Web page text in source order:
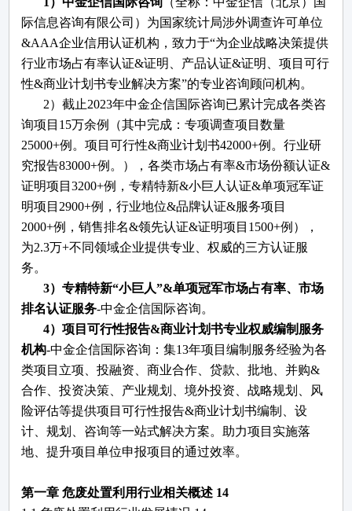
际信息咨询有限公司）为国家统计局涉外调查许可单位
&AAA企业信用认证机构，致力于“为企业战略决策提供
行业市场占有率认证&证明、产品认证&证明、项目可行
性&商业计划书专业解决方案”的专业咨询顾问机构。
2）截止2023年中金企信国际咨询已累计完成各类咨
询项目15万余例（其中完成：专项调查项目数量
25000+例。项目可行性&商业计划书42000+例。行业研
究报告83000+例。），各类市场占有率&市场份额认证&
证明项目3200+例，专精特新&小巨人认证&单项冠军证
明项目2900+例，行业地位&品牌认证&服务项目
2000+例，销售排名&领先认证&证明项目1500+例），
为2.3万+不同领域企业提供专业、权威的三方认证服
务。
3）专精特新“小巨人”&单项冠军市场占有率、市场
排名认证服务-中金企信国际咨询。
4）项目可行性报告&商业计划书专业权威编制服务
机构-中金企信国际咨询：集13年项目编制服务经验为各
类项目立项、投融资、商业合作、贷款、批地、并购&
合作、投资决策、产业规划、境外投资、战略规划、风
险评估等提供项目可行性报告&商业计划书编制、设
计、规划、咨询等一站式解决方案。助力项目实施落
地、提升项目单位申报项目的通过效率。
第一章 危废处置利用行业相关概述 14